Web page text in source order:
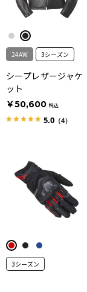
24AW 3シーズン
シープレザージャケ
ット
￥50,600 税込
5.0 （4）
3シーズン